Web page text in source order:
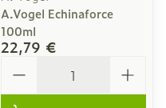
A.Vogel Echinaforce
100ml
22,79 €